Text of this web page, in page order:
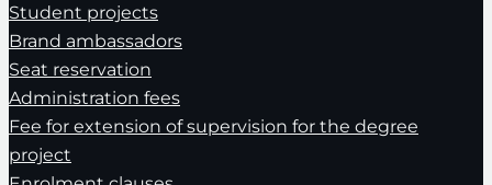
Student projects
Brand ambassadors
Seat reservation
Administration fees
Fee for extension of supervision for the degree
project